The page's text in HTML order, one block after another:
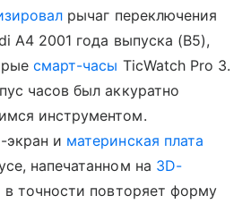
рычаг переключения
A4 2001 года выпуска (B5),
смарт-часы TicWatch Pro 3.
часов был аккуратно
инструментом.
экран и материнская плата
напечатанном на 3D-
в точности повторяет форму